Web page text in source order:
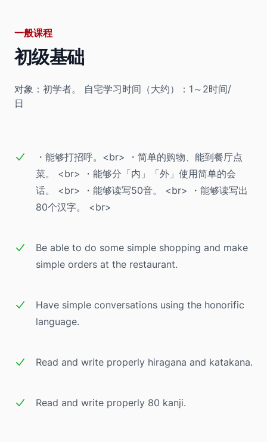
一般课程
初级基础
对象：初学者。
自宅学习时间（大约）：1～2时间/
日
・能够打招呼。<br> ・简单的购物、能到餐厅点
菜。 <br> ・能够分「内」「外」使用简单的会
话。 <br> ・能够读写50音。 <br> ・能够读写出
80个汉字。 <br>
Be able to do some simple shopping and make
simple orders at the restaurant.
Have simple conversations using the honorific
language.
Read and write properly hiragana and katakana.
Read and write properly 80 kanji.